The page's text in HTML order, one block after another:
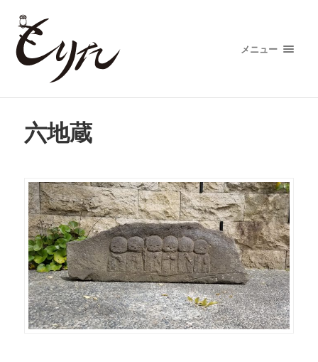
メニュー
六地蔵